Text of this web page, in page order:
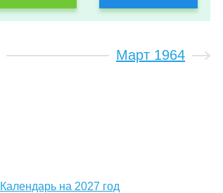
Март 1964
Календарь на 2027 год